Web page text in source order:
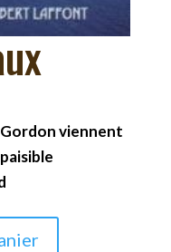
viennent